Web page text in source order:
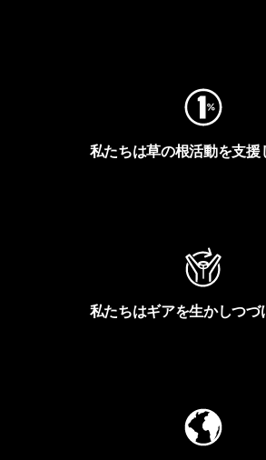
私たちは草の根活動を支援
私たちはギアを生かしつづ